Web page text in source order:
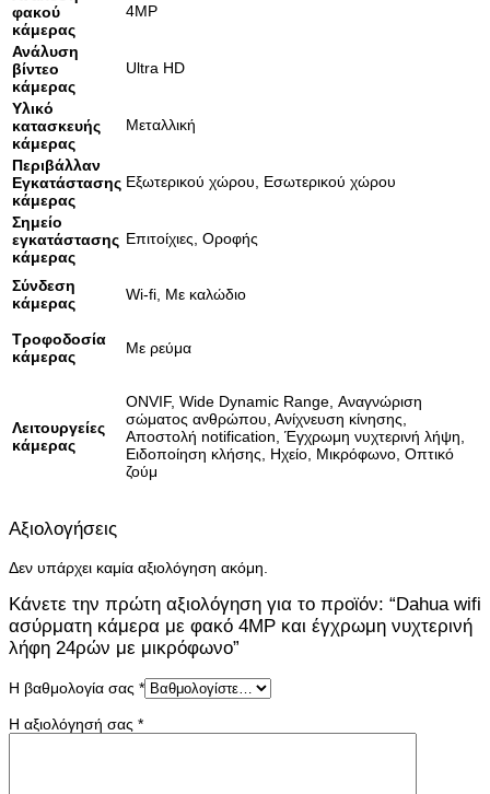
με
μικρόφωνο
ποσότητα
φακού
κάμερας
4MP
Ανάλυση
βίντεο
κάμερας
Ultra HD
Υλικό
κατασκευής
κάμερας
Μεταλλική
Περιβάλλαν
Εγκατάστασης
κάμερας
Εξωτερικού χώρου, Εσωτερικού χώρου
Σημείο
εγκατάστασης
κάμερας
Επιτοίχιες, Οροφής
Σύνδεση
κάμερας
Wi-fi, Με καλώδιο
Τροφοδοσία
κάμερας
Με ρεύμα
Λειτουργείες
κάμερας
ONVIF, Wide Dynamic Range, Αναγνώριση
σώματος ανθρώπου, Ανίχνευση κίνησης,
Αποστολή notification, Έγχρωμη νυχτερινή λήψη,
Ειδοποίηση κλήσης, Ηχείο, Μικρόφωνο, Οπτικό
ζούμ
Αξιολογήσεις
Δεν υπάρχει καμία αξιολόγηση ακόμη.
Κάνετε την πρώτη αξιολόγηση για το προϊόν: “Dahua wifi
ασύρματη κάμερα με φακό 4MP και έγχρωμη νυχτερινή
λήφη 24ρών με μικρόφωνο”
Η βαθμολογία σας *
Η αξιολόγησή σας *